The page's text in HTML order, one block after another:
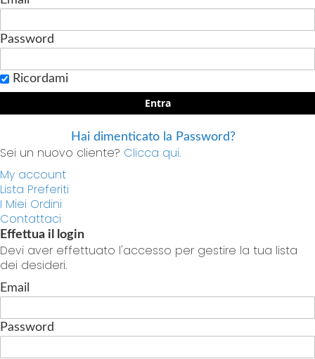
Password
Ricordami
Entra
Hai dimenticato la Password?
Sei un nuovo cliente? Clicca qui.
My account
Lista Preferiti
I Miei Ordini
Contattaci
Effettua il login
Devi aver effettuato l'accesso per gestire la tua lista
dei desideri.
Email
Password